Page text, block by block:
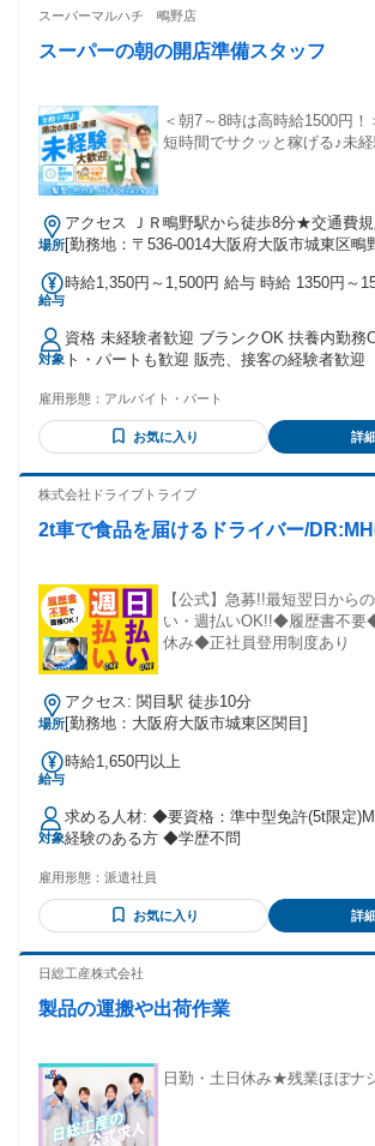
と理由：＊18歳以上(深夜勤務を含むため)
スーパーマルハチ 鴫野店
スーパーの朝の開店準備スタッフ
＜朝7～8時は高時給1500円
短時間でサクッと稼げる♪未経
場所
アクセス ＪＲ鴫野駅から徒歩8分★交通費
[勤務地：〒536-0014大阪府大阪市城東区鴫
給与
時給1,350円～1,500円 給与 時給 1350円～
交通費：交通費支給 交通費は当社基準にて
対象
資格 未経験者歓迎 ブランクOK 扶養内勤務
ト・パートも歓迎 販売、接客の経験者歓迎
探しの方もOK ＊主婦パートさん多数活躍中 ＊大学生も多数
在籍 ＊安定勤務希望のフリーターさんも大歓迎 ＊兼業
不可（自営業の方は除く） ＊フルタイム又
雇用形態： アルバイト・パート
お気に入り 詳
株式会社ドライブトライブ
2t車で食品を届けるドライバー/
【公式】急募!!最短翌日から
い・週払いOK!!◆履歴書不
休み◆正社員登用制度あり
場所
アクセス: 関目駅 徒歩10分
[勤務地：大阪府大阪市城東区関目]
給与
時給1,650円以上
対象
求める人材: ◆要資格：準中型免許(5t限定)MT ◆トラック運転
経験のある方 ◆学歴不問
雇用形態： 派遣社員
お気に入り 詳
日総工産株式会社
製品の運搬や出荷作業
日勤・土日休み★残業ほぼナ